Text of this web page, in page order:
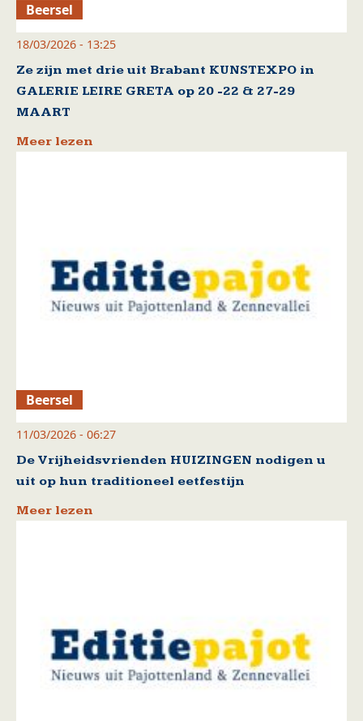
Beersel
18/03/2026 - 13:25
Ze zijn met drie uit Brabant KUNSTEXPO in
GALERIE LEIRE GRETA op 20 -22 & 27-29
MAART
Meer lezen
Beersel
11/03/2026 - 06:27
De Vrijheidsvrienden HUIZINGEN nodigen u
uit op hun traditioneel eetfestijn
Meer lezen